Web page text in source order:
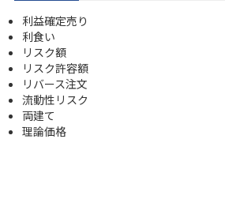
利益確定売り
利食い
リスク額
リスク許容額
リバース注文
流動性リスク
両建て
理論価格